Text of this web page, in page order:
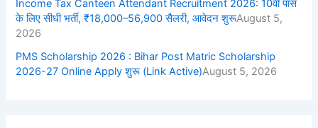
Income Tax Canteen Attendant Recruitment 2026: 10वीं पास
के लिए सीधी भर्ती, ₹18,000–56,900 सैलरी, आवेदन शुरूAugust 5,
2026
PMS Scholarship 2026 : Bihar Post Matric Scholarship
2026-27 Online Apply शुरू (Link Active)August 5, 2026